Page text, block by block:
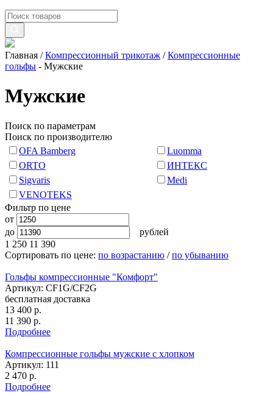
Главная /Компрессионный трикотаж /Компрессионные
гольфы - Мужские
Мужские
Поиск по параметрам
Поиск по производителю
OFA Bamberg
Luomma
ORTO
ИНТЕКС
Sigvaris
Medi
VENOTEKS
Фильтр по цене
от
до
рублей
1 250 11 390
Сортировать по цене: по возрастанию /по убыванию
Гольфы компрессионные "Комфорт"
Артикул: CF1G/CF2G
бесплатная доставка
13 400 р.
11 390 р.
Подробнее
Компрессионные гольфы мужские с хлопком
Артикул: 111
2 470 р.
Подробнее